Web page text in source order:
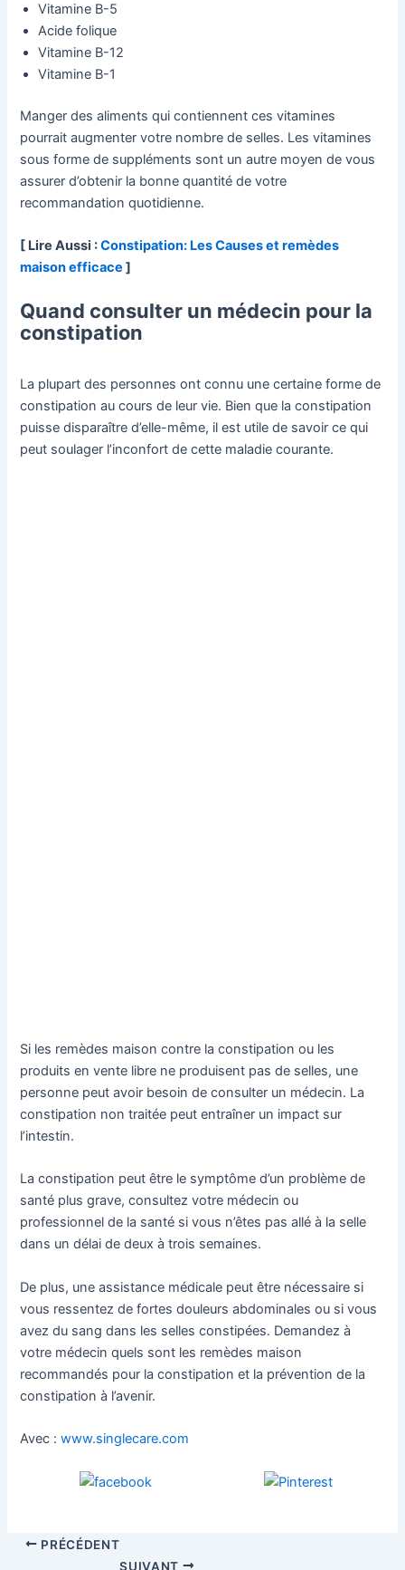
Vitamine B-5
Acide folique
Vitamine B-12
Vitamine B-1
Manger des aliments qui contiennent ces vitamines
pourrait augmenter votre nombre de selles. Les vitamines
sous forme de suppléments sont un autre moyen de vous
assurer d’obtenir la bonne quantité de votre
recommandation quotidienne.
[ Lire Aussi :Constipation: Les Causes et remèdes
maison efficace ]
Quand consulter un médecin pour la
constipation
La plupart des personnes ont connu une certaine forme de
constipation au cours de leur vie. Bien que la constipation
puisse disparaître d’elle-même, il est utile de savoir ce qui
peut soulager l’inconfort de cette maladie courante.
Si les remèdes maison contre la constipation ou les
produits en vente libre ne produisent pas de selles, une
personne peut avoir besoin de consulter un médecin. La
constipation non traitée peut entraîner un impact sur
l’intestin.
La constipation peut être le symptôme d’un problème de
santé plus grave, consultez votre médecin ou
professionnel de la santé si vous n’êtes pas allé à la selle
dans un délai de deux à trois semaines.
De plus, une assistance médicale peut être nécessaire si
vous ressentez de fortes douleurs abdominales ou si vous
avez du sang dans les selles constipées. Demandez à
votre médecin quels sont les remèdes maison
recommandés pour la constipation et la prévention de la
constipation à l’avenir.
Avec :www.singlecare.com
PRÉCÉDENT
SUIVANT